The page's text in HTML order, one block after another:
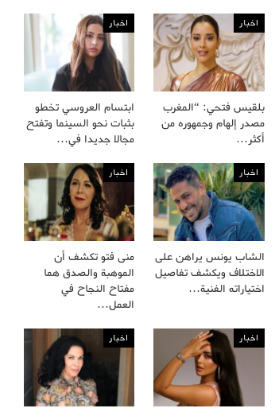
اخبار
بلقيس فتحي: “المغرب
مصدر إلهام وجمهوره من
أكثر…
اخبار
ابتسام العروسي تخطو
بثبات نحو السينما وتفتح
مجالا جديدا في…
اخبار
الشاب يونس يراهن على
الاختلاف ويكشف تفاصيل
اختياراته الفنية…
اخبار
منى فتو تكشف أن
الموهبة والصدق هما
مفتاح النجاح في
العمل…
اخبار اخبار